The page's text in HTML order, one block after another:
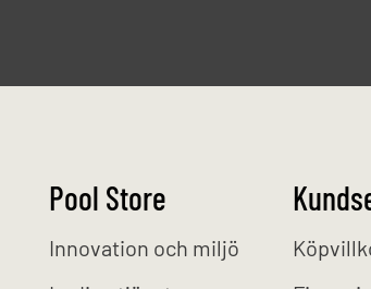
Pool Store
Innovation och miljö